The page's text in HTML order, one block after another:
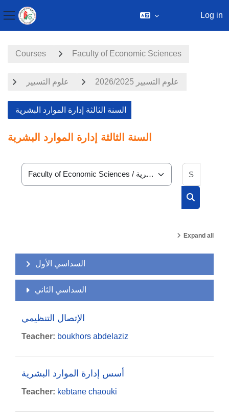
Side panel
Log in
Courses Faculty of Economic Sciences
علوم التسيير علوم التسيير 2026/2025
السنة الثالثة إدارة الموارد البشرية
السنة الثالثة إدارة الموارد البشرية
Course categories
Expand all
السداسي الأول
السداسي الثاني
الإتصال التنظيمي
Teacher: boukhors abdelaziz
أسس إدارة الموارد البشرية
Teacher: kebtane chaouki